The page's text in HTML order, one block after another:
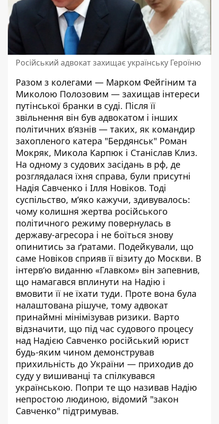
Російський адвокат захищає українську Героїню
Разом з колегами — Марком Фейгіним та
Миколою Полозовим — захищав інтереси
путінської бранки в суді. Після її
звільнення він був адвокатом і інших
політичних в‘язнів — таких, як командир
захопленого катера "Бердянськ" Роман
Мокряк, Микола Карпюк і Станіслав Клиз.
На одному з судових засідань в рф, де
розглядалася їхня справа, були присутні
Надія Савченко і Ілля Новіков. Тоді
суспільство, м‘яко кажучи, здивувалось:
чому колишня жертва російського
політичного режиму повернулась в
державу-агресора і не боїться знову
опинитись за ґратами. Подейкували, що
саме Новіков сприяв її візиту до Москви. В
інтерв‘ю виданню «Главком» він запевнив,
що намагався вплинути на Надію і
вмовити її не їхати туди. Проте вона була
налаштована рішуче, тому адвокат
принаймні мінімізував ризики. Варто
відзначити, що під час судового процесу
над Надією Савченко російський юрист
будь-яким чином демонстрував
прихильність до України — приходив до
суду у вишиванці та спілкувався
українською. Попри те що називав Надію
непростою людиною, відомий "закон
Савченко" підтримував.